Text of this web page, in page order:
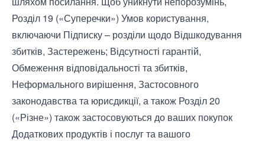
Розділ 19 («Суперечки») Умов користування,
включаючи Підписку – розділи щодо Відшкодування
збитків, Застережень; Відсутності гарантій,
Обмеження відповідальності та збитків,
Неформального вирішення, Застосовного
законодавства та юрисдикції, а також Розділ 20
(«Різне») також застосовуються до ваших покупок
Додаткових продуктів і послуг та вашого